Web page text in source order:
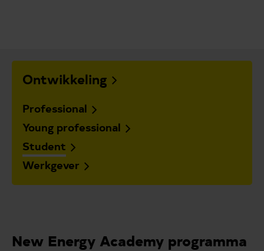
Ontwikkeling
Professional
Young professional
Student
Werkgever
New Energy Academy programma